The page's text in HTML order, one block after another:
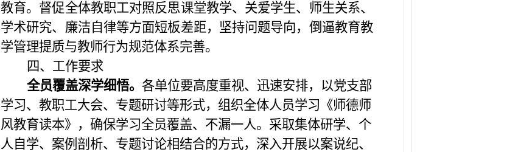
教育。督促全体教职工对照反思课堂教学、关爱学生、师生关系、
学术研究、廉洁自律等方面短板差距，坚持问题导向，倒逼教育教
学管理提质与教师行为规范体系完善。
四、 工作要求
全员覆盖深学细悟。 各单位要高度重视、迅速安排，以党支部
学习、教职工大会、专题研讨等形式，组织全体人员学习《师德师
风教育读本》，确保学习全员覆盖、不漏一人。采取集体研学、个
人自学、案例剖析、专题讨论相结合的方式，深入开展以案说纪、